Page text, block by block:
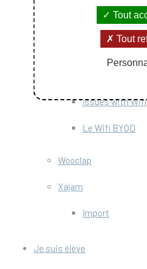
RENdez-vous
Issues with Wifi
Le Wifi BYOD
Wooclap
Xajam
Import
Je suis élève
Tout
Tout